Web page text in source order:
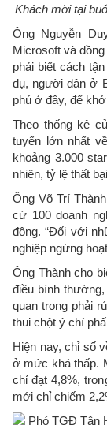
Khách mời tại
Ông Nguyễn
Microsoft và
phải biết cách
dụ, người dân ở
phú ở đây, để
Theo thống kê
tuyến lớn nhất
khoảng 3.000
nhiên, tỷ lệ thất
Ông Võ Trí
cứ 100 doanh
động. “Đối với
nghiệp ngừng
Ông Thành cho
điều bình
quan trọng phải
thui chột ý chí
Hiện nay, chỉ số
ở mức khá thấp.
chỉ đạt 4,8%,
mới chỉ chiếm